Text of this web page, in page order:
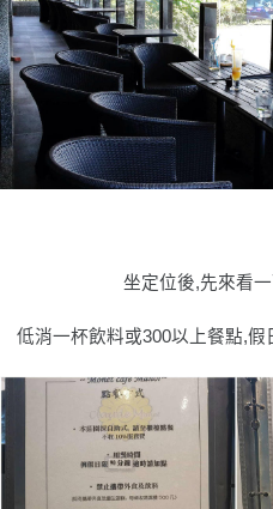
坐定位後,先來看
低消一杯飲料或300以上餐點,假